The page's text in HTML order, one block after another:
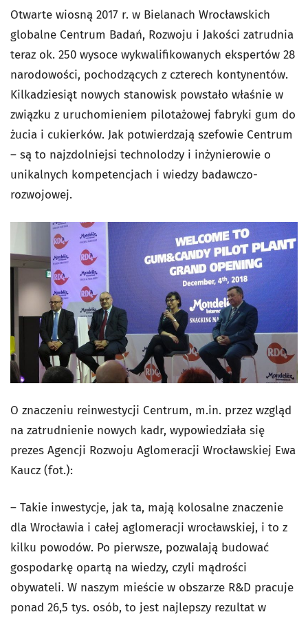
Otwarte wiosną 2017 r. w Bielanach Wrocławskich
globalne Centrum Badań, Rozwoju i Jakości zatrudnia
teraz ok. 250 wysoce wykwalifikowanych ekspertów 28
narodowości, pochodzących z czterech kontynentów.
Kilkadziesiąt nowych stanowisk powstało właśnie w
związku z uruchomieniem pilotażowej fabryki gum do
żucia i cukierków. Jak potwierdzają szefowie Centrum
– są to najzdolniejsi technolodzy i inżynierowie o
unikalnych kompetencjach i wiedzy badawczo-
rozwojowej.
O znaczeniu reinwestycji Centrum, m.in. przez wzgląd
na zatrudnienie nowych kadr, wypowiedziała się
prezes Agencji Rozwoju Aglomeracji Wrocławskiej Ewa
Kaucz (fot.):
– Takie inwestycje, jak ta, mają kolosalne znaczenie
dla Wrocławia i całej aglomeracji wrocławskiej, i to z
kilku powodów. Po pierwsze, pozwalają budować
gospodarkę opartą na wiedzy, czyli mądrości
obywateli. W naszym mieście w obszarze R&D pracuje
ponad 26,5 tys. osób, to jest najlepszy rezultat w